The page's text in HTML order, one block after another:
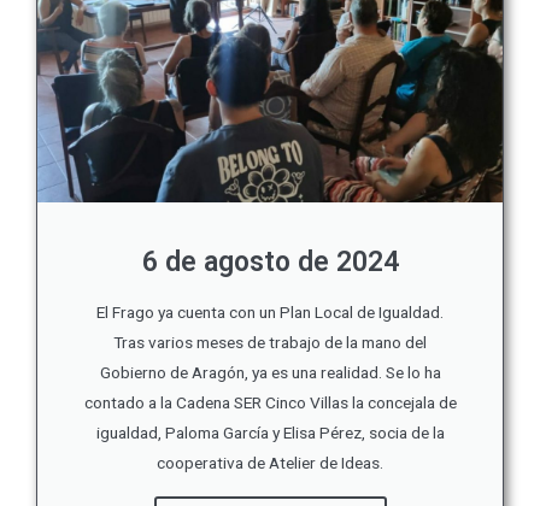
6 de agosto de 2024
El Frago ya cuenta con un Plan Local de Igualdad.
Tras varios meses de trabajo de la mano del
Gobierno de Aragón, ya es una realidad. Se lo ha
contado a la Cadena SER Cinco Villas la concejala de
igualdad, Paloma García y Elisa Pérez, socia de la
cooperativa de Atelier de Ideas.